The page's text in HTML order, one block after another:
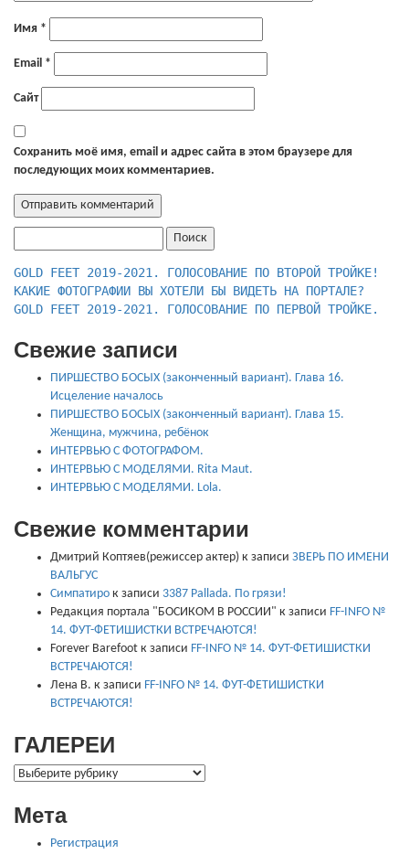
Имя *
Email *
Сайт
Сохранить моё имя, email и адрес сайта в этом браузере для
последующих моих комментариев.
КАКИЕ ФОТОГРАФИИ ВЫ ХОТЕЛИ БЫ ВИДЕТЬ НА ПОРТАЛЕ?
GOLD FEET 2019-2021. ГОЛОСОВАНИЕ ПО ПЕРВОЙ ТРОЙКЕ.
Свежие записи
ПИРШЕСТВО БОСЫХ (законченный вариант). Глава 16.
Исцеление началось
ПИРШЕСТВО БОСЫХ (законченный вариант). Глава 15.
Женщина, мужчина, ребёнок
ИНТЕРВЬЮ С ФОТОГРАФОМ.
ИНТЕРВЬЮ С МОДЕЛЯМИ. Rita Maut.
ИНТЕРВЬЮ С МОДЕЛЯМИ. Lola.
Свежие комментарии
Дмитрий Коптяев(режиссер актер) к записи ЗВЕРЬ ПО ИМЕНИ
ВАЛЬГУС
Симпатиро к записи 3387 Pallada. По грязи!
Редакция портала "БОСИКОМ В РОССИИ" к записи FF-INFO №
14. ФУТ-ФЕТИШИСТКИ ВСТРЕЧАЮТСЯ!
Forever Barefoot к записи FF-INFO № 14. ФУТ-ФЕТИШИСТКИ
ВСТРЕЧАЮТСЯ!
Лена В. к записи FF-INFO № 14. ФУТ-ФЕТИШИСТКИ
ВСТРЕЧАЮТСЯ!
ГАЛЕРЕИ
ГАЛЕРЕИ
Мета
Регистрация